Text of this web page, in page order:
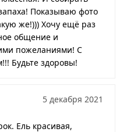
Показываю фото
же!))) Хочу ещё раз
общение и
пожеланиями! С
Будьте здоровы!
5 декабря 2021
Ель красивая,